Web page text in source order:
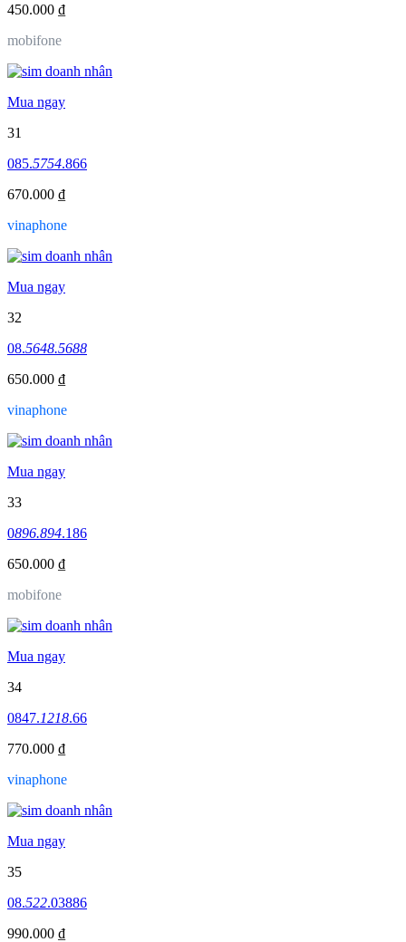
450.000 ₫
mobifone
Mua ngay
31
085.5754.866
670.000 ₫
vinaphone
Mua ngay
32
08.5648.5688
650.000 ₫
vinaphone
Mua ngay
33
0896.894.186
650.000 ₫
mobifone
Mua ngay
34
0847.1218.66
770.000 ₫
vinaphone
Mua ngay
35
08.522.03886
990.000 ₫